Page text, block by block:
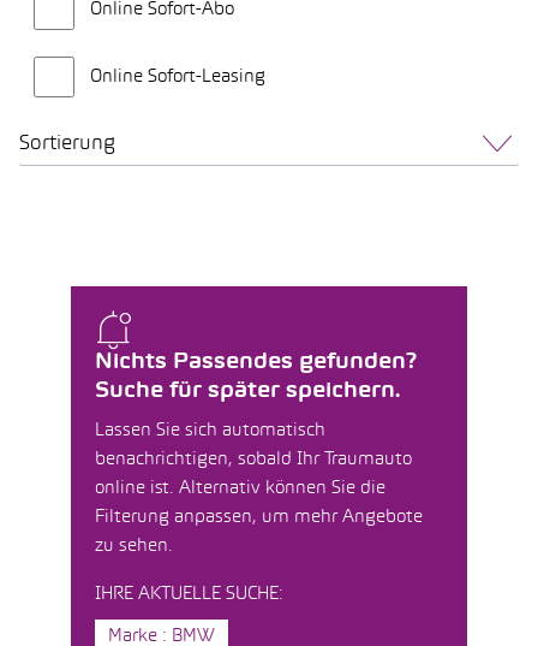
Online Sofort-Abo
Online Sofort-Leasing
Sortierung
Nichts Passendes gefunden?
Suche für später speichern.
Lassen Sie sich automatisch
benachrichtigen, sobald Ihr Traumauto
online ist. Alternativ können Sie die
Filterung anpassen, um mehr Angebote
zu sehen.
IHRE AKTUELLE SUCHE:
Marke : BMW